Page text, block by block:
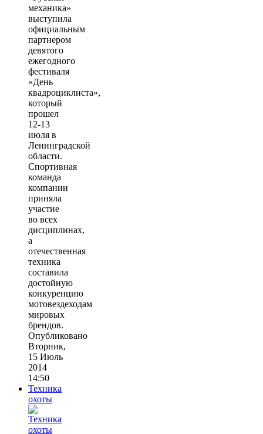
механика»
выступила
официальным
партнером
девятого
ежегодного
фестиваля
«День
квадроциклиста»,
который
прошел
12-13
июля в
Ленинградской
области.
Спортивная
команда
компании
приняла
участие
во всех
дисциплинах,
а
отечественная
техника
составила
достойную
конкуренцию
мотовездеходам
мировых
брендов.
Опубликовано
Вторник,
15 Июль
2014
14:50
Техника
охоты